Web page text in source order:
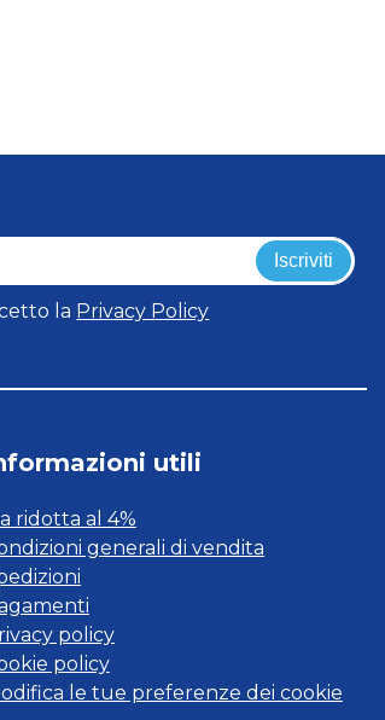
Iscriviti
la Privacy Policy
utili
ridotta al 4%
generali di vendita
policy
policy
le tue preferenze dei cookie